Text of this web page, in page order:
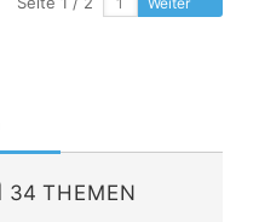
34 THEMEN